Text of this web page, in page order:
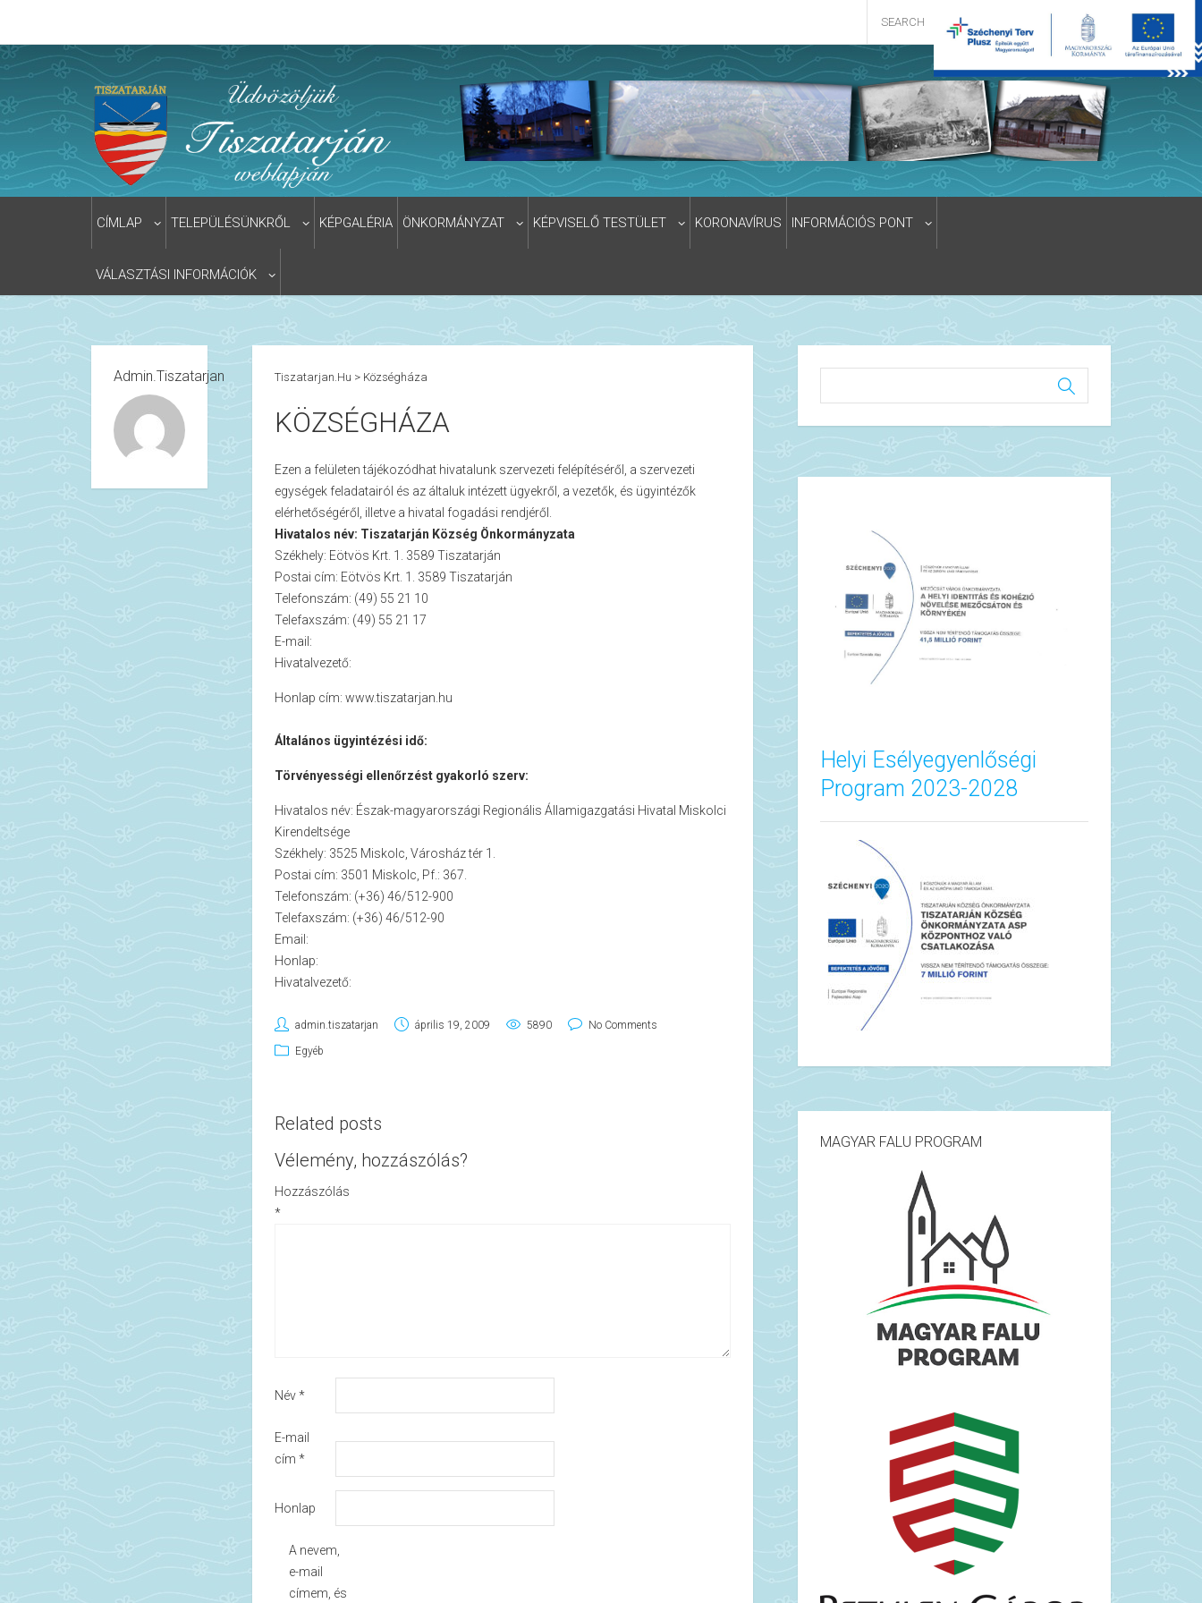
CÍMLAP TELEPÜLÉSÜNKRŐL KÉPGALÉRIA ÖNKORMÁNYZAT KÉPVISELŐ TESTÜLET KORONAVÍRUS INFORMÁCIÓS PONT
VÁLASZTÁSI INFORMÁCIÓK
Admin.tiszatarjan Tiszatarjan.hu > Községháza
KÖZSÉGHÁZA
Ezen a felületen tájékozódhat hivatalunk szervezeti felépítéséről, a szervezeti
egységek feladatairól és az általuk intézett ügyekről, a vezetők, és ügyintézők
elérhetőségéről, illetve a hivatal fogadási rendjéről.
Hivatalos név: Tiszatarján Község Önkormányzata
Székhely: Eötvös Krt. 1. 3589 Tiszatarján
Postai cím: Eötvös Krt. 1. 3589 Tiszatarján
Telefonszám: (49) 55 21 10
Telefaxszám: (49) 55 21 17
E-mail:
Hivatalvezető:
Honlap cím: www.tiszatarjan.hu
Általános ügyintézési idő:
Törvényességi ellenőrzést gyakorló szerv:
Hivatalos név: Észak-magyarországi Regionális Államigazgatási Hivatal Miskolci
Kirendeltsége
Székhely: 3525 Miskolc, Városház tér 1.
Postai cím: 3501 Miskolc, Pf.: 367.
Telefonszám: (+36) 46/512-900
Telefaxszám: (+36) 46/512-90
Email:
Honlap:
Hivatalvezető:
admin.tiszatarjan április 19, 2009 5890 No Comments
Egyéb
Related posts
Vélemény, hozzászólás?
Hozzászólás
*
Név*
E-mail
cím *
Honlap
A nevem,
e-mail
címem, és
Helyi Esélyegyenlőségi
Program 2023-2028
MAGYAR FALU PROGRAM